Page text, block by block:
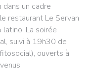
dans un cadre
restaurant Le Servan
La soirée
suivi à 19h30 de
ouverts à
!